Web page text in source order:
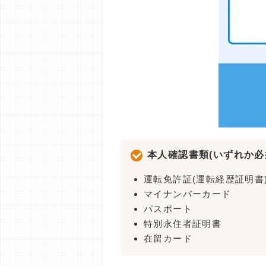
本人確認書類(いずれか
運転免許証(運転経歴証明
マイナンバーカード
パスポート
特別永住者証明書
在留カード